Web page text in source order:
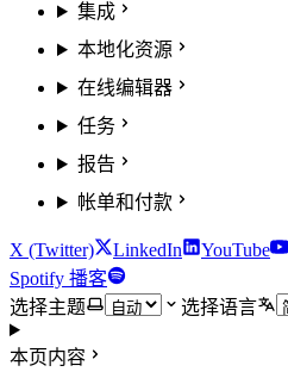
集成
本地化资源
在线编辑器
任务
报告
帐单和付款
X (Twitter) LinkedIn YouTube
Spotify 播客
选择主题
选择语言
本页内容